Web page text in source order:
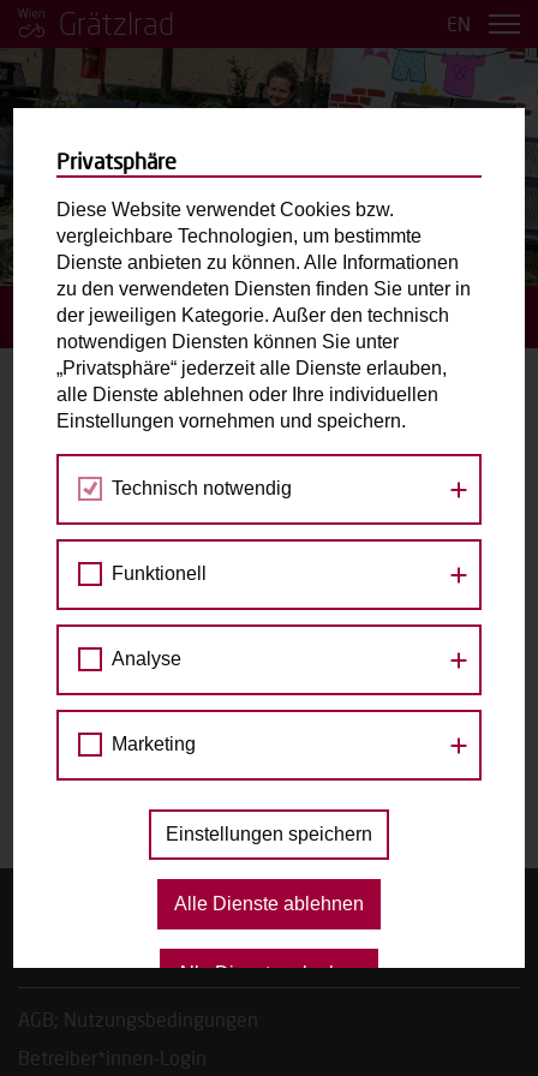
Grätzlrad EN
BILDER ANSEHEN
STARTSEITE BUCHUNGSANFRAGE STELLEN
Buchungsanfrage stellen
Nordbergstraße 8, 1090 Wien
zu den Raddetails
Datum
Das gewählte Datum ist nicht verfügbar.
FAQ, Tipps & Regeln
AGB; Nutzungsbedingungen
Betreiber*innen-Login
Privatsphäre
Diese Website verwendet Cookies bzw.
vergleichbare Technologien, um bestimmte
Dienste anbieten zu können. Alle Informationen
zu den verwendeten Diensten finden Sie unter in
der jeweiligen Kategorie. Außer den technisch
notwendigen Diensten können Sie unter
„Privatsphäre“ jederzeit alle Dienste erlauben,
alle Dienste ablehnen oder Ihre individuellen
Einstellungen vornehmen und speichern.
Technisch notwendig
Funktionell
Analyse
Marketing
Einstellungen speichern
Alle Dienste ablehnen
Alle Dienste erlauben